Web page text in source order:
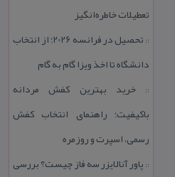
تعطیلات خاطره‌انگیز
::
تحصیل در فرانسه 2026؛ از انتخاب
دانشگاه تا اخذ ویزا گام به گام
::خرید بهترین كفش مردانه
باكیفیت؛ راهنمای انتخاب كفش
رسمی، اسپرت و روزمره
:: پاور آنالایزر سه فاز چیست؟ بررسی